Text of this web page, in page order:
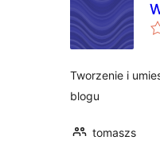
Tworzenie i
blogu
tomaszs